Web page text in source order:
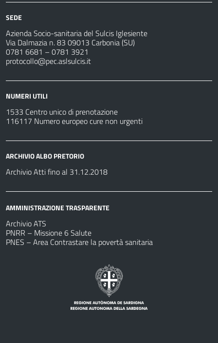
SEDE
Azienda Socio-sanitaria del Sulcis Iglesiente
Via Dalmazia n. 83 09013 Carbonia (SU)
0781 6681 – 0781 3921
protocollo@pec.aslsulcis.it
NUMERI UTILI
1533 Centro unico di prenotazione
116117 Numero europeo cure non urgenti
ARCHIVIO ALBO PRETORIO
Archivio Atti fino al 31.12.2018
AMMINISTRAZIONE TRASPARENTE
Archivio ATS
PNRR – Missione 6 Salute
PNES – Area Contrastare la povertà sanitaria